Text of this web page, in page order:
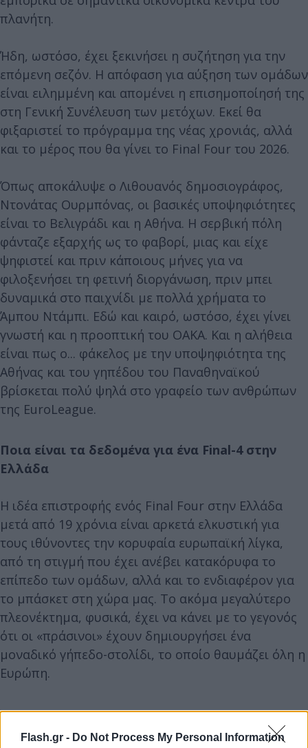
Flash.gr - Do Not Process My Personal Information
πλανήτη.
Ήδη, ωστόσο, έχει ξεκινήσει η συζήτηση για την
επόμενη σεζόν. Η απόφαση για αύξηση των ομάδων
είναι ειλημμένη και απομένει η επισημοποίησή της
στη Γενική Συνέλευση των μετόχων. Εκεί θα
φιξαριστεί το πρόγραμμα της νέας χρονιάς, αλλά
και το μέρος που θα γίνει το Final Four του 2026.
Όπως αποκάλυψε ο Λιθουανός δημοσιογράφος,
Ντονάτας Ουρμπόνας, οι βασικές υποψηφιότητες
είναι το Βελιγράδι και η Αθήνα. Η σερβική πόλη
φάνταζε εξαρχής ως το φαβορί, μιας και είχε
ψηφιστεί και πριν κάποιους μήνες για να
φιλοξενήσει τη φετινή διοργάνωση, πριν μπει
δυναμικά στο παιχνίδι με πολλά χρήματα το
Άμπου Ντάμπι. Εδώ και καιρό, ωστόσο, έχει γίνει
γνωστή και η προοπτική του ΟΑΚΑ. Και η αλήθεια
είναι πως ο... φάκελος με την υποψηφιότητα της
Αθήνας και του γηπέδου του Παναθηναϊκού
βρίσκεται πολύ ψηλά στο γραφείο των ανθρώπων
της EuroLeague.
Ποια είναι τα δεδομένα για ένα Final-4 στην
Ελλάδα
Η ιδέα επιστροφής ενός Final Four στην Ελλάδα
μετά από 19 χρόνια είναι αρκετά ελκυστική για
τους ιθύνοντες την κορυφαία ευρωπαϊκή λίγκα,
από τη στιγμή που έχει ανέβει κατακόρυφα το
επίπεδο των ομάδων, αλλά και το ενδιαφέρον για
το μπάσκετ στη χώρα μας. Το ακόμα μεγαλύτερο
πλεονέκτημα, φυσικά, έχει να κάνει με το γεγονός
ότι οι «πράσινοι» έχουν δημιουργήσει ένα
μοναδικό γήπεδο-στολίδι, το οποίο θαυμάζει όλη η
Ευρώπη.